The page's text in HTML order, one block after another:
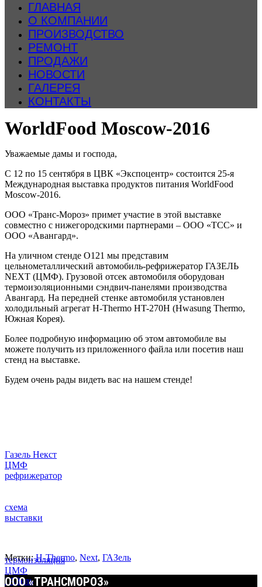
ГЛАВНАЯ
О КОМПАНИИ
ПРОИЗВОДСТВО
РЕМОНТ
ПРОДАЖИ
НОВОСТИ
ГАЛЕРЕЯ
КОНТАКТЫ
WorldFood Moscow-2016
Уважаемые дамы и господа,
С 12 по 15 сентября в ЦВК «Экспоцентр» состоится 25-я
Международная выставка продуктов питания WorldFood
Moscow-2016.
ООО «Транс-Мороз» примет участие в этой выставке
совместно с нижегородскими партнерами – ООО «ТСС» и
ООО «Авангард».
На уличном стенде О121 мы представим
цельнометаллический автомобиль-рефрижератор ГАЗЕЛЬ
NEXT (ЦМФ). Грузовой отсек автомобиля оборудован
термоизоляционными сэндвич-панелями производства
Авангард. На передней стенке автомобиля установлен
холодильный агрегат H-Thermo HT-270H (Hwasung Thermo,
Южная Корея).
Более подробную информацию об этом автомобиле вы
можете получить из приложенного файла или посетив наш
стенд на выставке.
Будем очень рады видеть вас на нашем стенде!
Газель Некст
ЦМФ
рефрижератор
схема
выставки
термоизоляция
ЦМФ
ГАЗель
Метки:H-Thermo, Next, ГАЗель
ООО «ТРАНСМОРОЗ»